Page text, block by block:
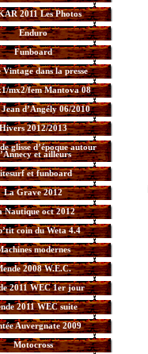
2011 Les Photos
Enduro
Funboard
Vintage dans la presse
mx2/fem Mantova 08
d’Angély 06/2010
Hivers 2012/2013
glisse d’époque autour
et ailleurs
et funboard
La Grave 2012
Nautique oct 2012
coin du Weta 4.4
modernes
2008 W.E.C.
2011 WEC 1er jour
2011 WEC suite
Auvergnate 2009
Motocross